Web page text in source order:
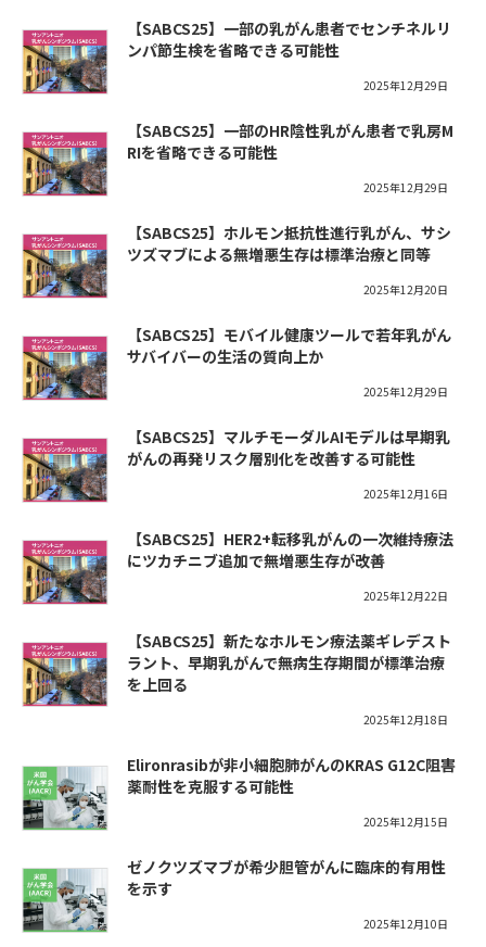
【SABCS25】一部の乳がん患者でセンチネルリ
ンパ節生検を省略できる可能性
2025年12月29日
【SABCS25】一部のHR陰性乳がん患者で乳房M
RIを省略できる可能性
2025年12月29日
【SABCS25】ホルモン抵抗性進行乳がん、サシ
ツズマブによる無増悪生存は標準治療と同等
2025年12月20日
【SABCS25】モバイル健康ツールで若年乳がん
サバイバーの生活の質向上か
2025年12月29日
【SABCS25】マルチモーダルAIモデルは早期乳
がんの再発リスク層別化を改善する可能性
2025年12月16日
【SABCS25】HER2+転移乳がんの一次維持療法
にツカチニブ追加で無増悪生存が改善
2025年12月22日
【SABCS25】新たなホルモン療法薬ギレデスト
ラント、早期乳がんで無病生存期間が標準治療
を上回る
2025年12月18日
Elironrasibが非小細胞肺がんのKRAS G12C阻害
薬耐性を克服する可能性
2025年12月15日
ゼノクツズマブが希少胆管がんに臨床的有用性
を示す
2025年12月10日